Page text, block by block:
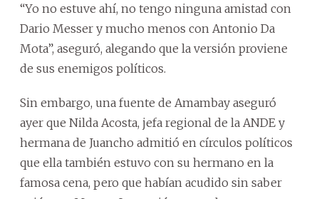
“Yo no estuve ahí, no tengo ninguna amistad con
Dario Messer y mucho menos con Antonio Da
Mota”, aseguró, alegando que la versión proviene
de sus enemigos políticos.
Sin embargo, una fuente de Amambay aseguró
ayer que Nilda Acosta, jefa regional de la ANDE y
hermana de Juancho admitió en círculos políticos
que ella también estuvo con su hermano en la
famosa cena, pero que habían acudido sin saber